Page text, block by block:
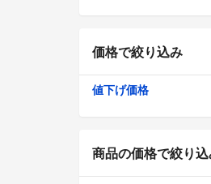
価格で絞り込み
値下げ価格
商品の価格で絞り